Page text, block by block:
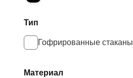
Тип
Гофрированные стаканы
Материал